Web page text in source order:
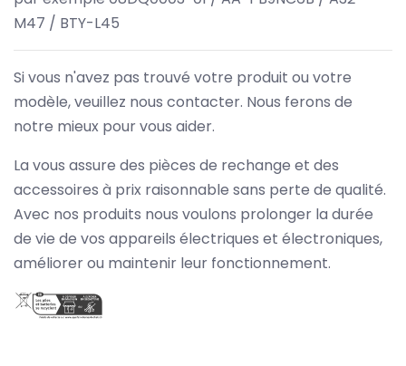
M47 / BTY-L45
Si vous n'avez pas trouvé votre produit ou votre
modèle, veuillez nous contacter. Nous ferons de
notre mieux pour vous aider.
La vous assure des pièces de rechange et des
accessoires à prix raisonnable sans perte de qualité.
Avec nos produits nous voulons prolonger la durée
de vie de vos appareils électriques et électroniques,
améliorer ou maintenir leur fonctionnement.